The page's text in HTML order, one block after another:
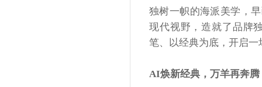
独树一帜的海派美学，
现代视野，造就了品牌
笔、以经典为底，开启
AI焕新经典，万羊再奔腾